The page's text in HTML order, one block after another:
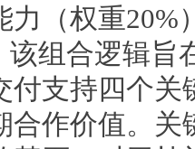
力（权重20%
该组合逻辑旨
付支持四个
合作价值。